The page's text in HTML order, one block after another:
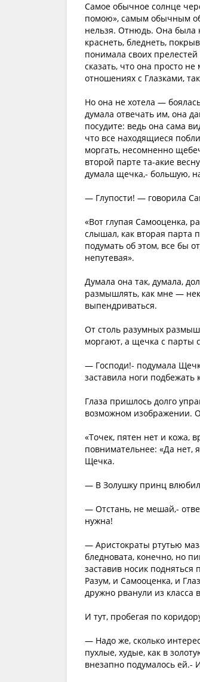
Самое обычное солнце
помою», самым обычным
нельзя. Отнюдь. Она была
краснеть, бледнеть,
понимала своих
сказать, что она просто
отношениях с Глазками,
Но она не хотела —
думала отвечать им, она
посудите: ведь она сама
что все находящиеся
моргать, несомненно
второй парте та-акие
думала щечка,- большую,
— Глупости! — говорила
«Вот глупая Самооценка,
слышал, как вторая парта
подумать об этом, все бы
непутевая».
Думала она так, думала,
размышлять, как мне —
выпендриваться.
От столь разумных
моргают, а щечка с парты
— Господи!- подумала
заставила ноги подбежать
Глаза пришлось долго
возможном изображении.
«Точек, пятен нет и кожа,
повнимательнее: «Да нет,
Щечка.
— В Золушку принц
— Отстань, не мешай,-
нужна!
— Аристократы ртутью
бледновата, конечно, но
заставив носик
Разум, и Самооценка, и
дружно рванули из класса
И тут, пробегая по
— Надо же, сколько
пухлые, худые, как в
внезапно подумалось ей.-